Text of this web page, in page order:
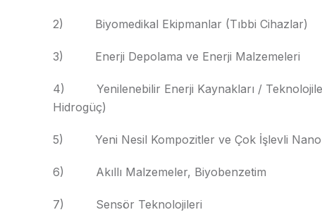
2) Biyomedikal Ekipmanlar (Tıbbi Cihazlar)
3) Enerji Depolama ve Enerji Malzemeleri
4) Yenilenebilir Enerji Kaynakları /
Hidrogüç)
5) Yeni Nesil Kompozitler ve Çok İşlevli
6) Akıllı Malzemeler, Biyobenzetim
7) Sensör Teknolojileri